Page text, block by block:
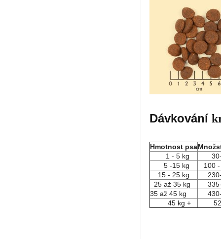
Dávkování
Hmotnost psa
1 - 5 kg
30-
5 -15 kg
100 -
15 - 25 kg
230-
25 až 35 kg
335-
35 až 45 kg
430-
45 kg +
520